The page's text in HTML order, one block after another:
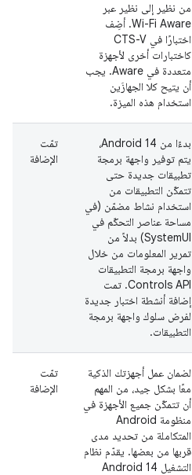
من نظير إلى نظير عبر
Wi-Fi Aware. أضِف
اختبارًا في CTS-V
كاختبارات أخرى لأجهزة
متعددة في Aware. يجب
أن يتيح كلا الجهازَين
استخدام هذه الميزة.
بدءًا من Android 14،
يتم توفير واجهة برمجة
تطبيقات جديدة حتى
تتمكّن التطبيقات من
استخدام نشاط مضمّن (في
مساحة عناصر التحكّم في
SystemUI) بدلاً من
تمرير المعلومات من خلال
واجهة برمجة التطبيقات
Controls API. تمت
إضافة أنشطة اختبار جديدة
لفرض سلوك واجهة برمجة
التطبيقات.
تمّت
الإضافة
لضمان عمل أجهزتك الذكية
معًا بشكل جيد، من المهم
أن تتمكّن جميع الأجهزة في
منظومة Android
المتكاملة من تحديد مدى
قربها من بعضها. يقدّم نظام
التشغيل Android 14
تمّت
الإضافة